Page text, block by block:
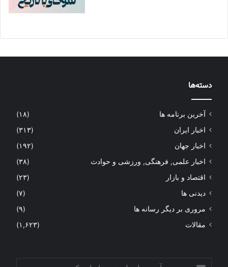
دسته‌ها
آخرین برنامه ها
(۱۸)
اخبار ایران
(۳۱۳)
اخبار جهان
(۱۹۲)
اخبار علمی, فرهنگی, ورزشی و حوادث
(۳۸)
اقتصاد و بازار
(۲۳)
دیدنی ها
(۷)
مروری بر دیگر رسانه ها
(۹)
مقالات
(۱,۶۲۳)
آدرس